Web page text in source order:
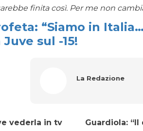
finita così. Per me non
“Siamo in
sul -15!
La Redazione
vederla in tv
Guardiola: